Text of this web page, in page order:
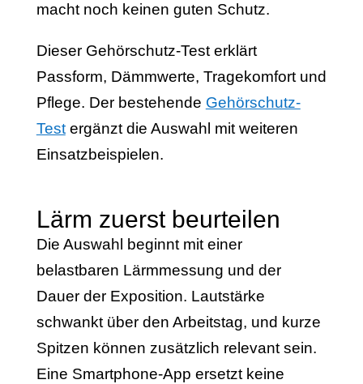
macht noch keinen guten Schutz.
Dieser Gehörschutz-Test erklärt
Passform, Dämmwerte, Tragekomfort und
Pflege. Der bestehende Gehörschutz-
Testergänzt die Auswahl mit weiteren
Einsatzbeispielen.
Lärm zuerst beurteilen
Die Auswahl beginnt mit einer
belastbaren Lärmmessung und der
Dauer der Exposition. Lautstärke
schwankt über den Arbeitstag, und kurze
Spitzen können zusätzlich relevant sein.
Eine Smartphone-App ersetzt keine